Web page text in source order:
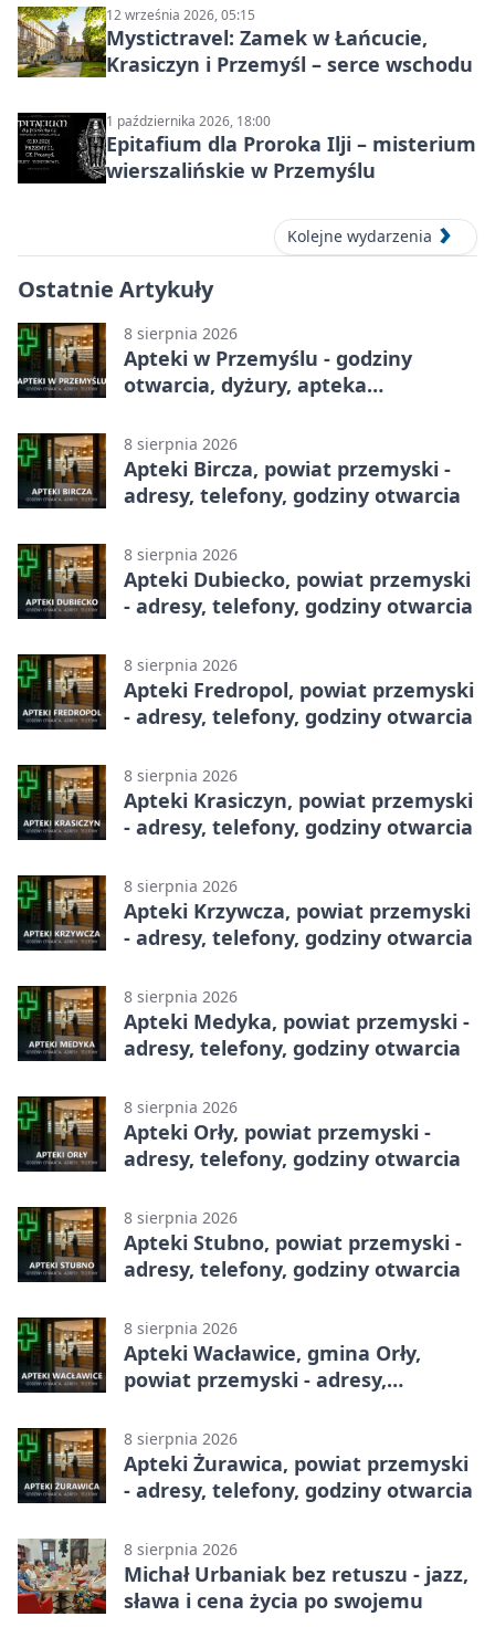
12 września 2026, 05:15
Mystictravel: Zamek w Łańcucie,
Krasiczyn i Przemyśl – serce wschodu
1 października 2026, 18:00
Epitafium dla Proroka Ilji – misterium
wierszalińskie w Przemyślu
Kolejne wydarzenia
Ostatnie Artykuły
8 sierpnia 2026
Apteki w Przemyślu - godziny
otwarcia, dyżury, apteka
8 sierpnia 2026
Apteki Bircza, powiat przemyski -
adresy, telefony, godziny otwarcia
8 sierpnia 2026
Apteki Dubiecko, powiat przemyski
- adresy, telefony, godziny otwarcia
8 sierpnia 2026
Apteki Fredropol, powiat przemyski
- adresy, telefony, godziny otwarcia
8 sierpnia 2026
Apteki Krasiczyn, powiat przemyski
- adresy, telefony, godziny otwarcia
8 sierpnia 2026
Apteki Krzywcza, powiat przemyski
- adresy, telefony, godziny otwarcia
8 sierpnia 2026
Apteki Medyka, powiat przemyski -
adresy, telefony, godziny otwarcia
8 sierpnia 2026
Apteki Orły, powiat przemyski -
adresy, telefony, godziny otwarcia
8 sierpnia 2026
Apteki Stubno, powiat przemyski -
adresy, telefony, godziny otwarcia
8 sierpnia 2026
Apteki Wacławice, gmina Orły,
powiat przemyski - adresy,
8 sierpnia 2026
Apteki Żurawica, powiat przemyski
- adresy, telefony, godziny otwarcia
8 sierpnia 2026
Michał Urbaniak bez retuszu - jazz,
sława i cena życia po swojemu